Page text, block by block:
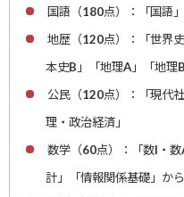
国語（180点）：「国語」
地歴（120点）：「世界
本史B」「地理A」「地理B
公民（120点）：「現代
理・政治経済」
数学（60点）：「数I・
計」「情報関係基礎」か